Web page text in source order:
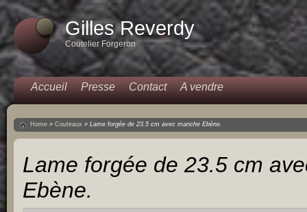
Gilles Reverdy
Coutelier Forgeron
Accueil Presse Contact A vendre
Home » Couteaux » Lame forgée de 23.5 cm avec manche Ebène.
Lame forgée de 23.5 cm
Ebène.